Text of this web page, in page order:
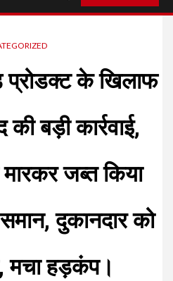
प्रोडक्ट के खिलाफ
बड़ी कार्रवाई,
मारकर जब्त किया
दुकानदार को
मचा हड़कंप।